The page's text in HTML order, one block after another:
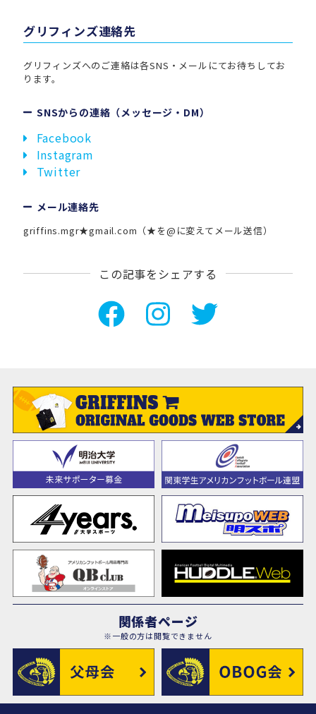
グリフィンズ連絡先
グリフィンズへのご連絡は各SNS・メールにてお待ちしてお
ります。
SNSからの連絡（メッセージ・DM）
Facebook
Instagram
Twitter
メール連絡先
griffins.mgr★gmail.com（★を@に変えてメール送信）
この記事をシェアする
関係者ページ
※一般の方は閲覧できません